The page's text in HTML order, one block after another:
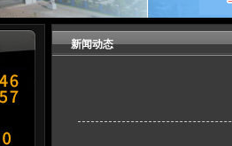
新闻动态